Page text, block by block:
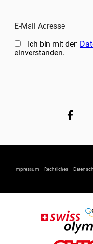
E-Mail Adresse
Ich bin mit den
einverstanden.
Impressum Rechtliches